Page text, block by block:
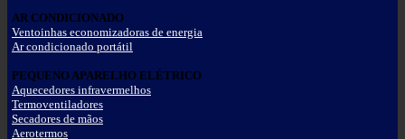
AR CONDICIONADO
Ventoinhas economizadoras de energia
Ar condicionado portátil
PEQUENO APARELHO ELÉTRICO
Aquecedores infravermelhos
Termoventiladores
Secadores de mãos
Aerotermos